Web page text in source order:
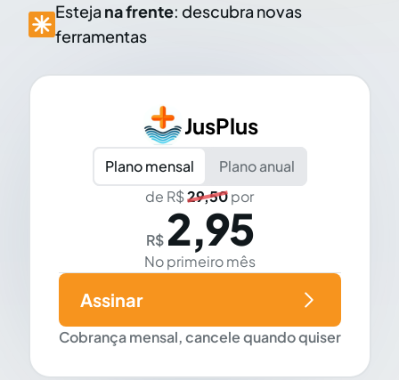
Esteja na frente: descubra novas
ferramentas
JusPlus
Plano mensal
Plano anual
de R$29,50por
R$ 2,95
No primeiro mês
Cobrança mensal, cancele quando quiser
Assinar